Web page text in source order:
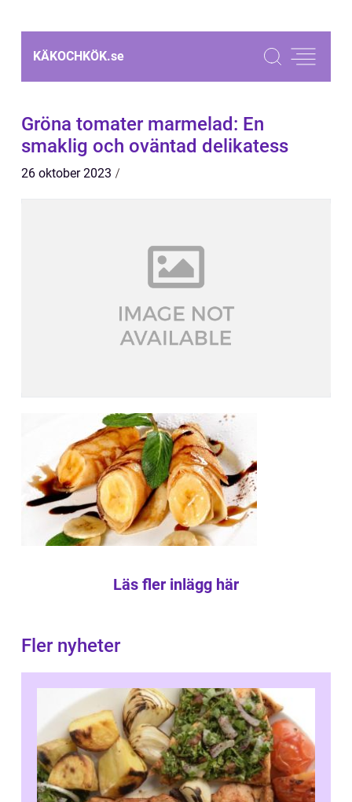
KÄKOCHKÖK.se
Gröna tomater marmelad: En
smaklig och oväntad delikatess
26 oktober 2023
Läs fler inlägg här
Fler nyheter